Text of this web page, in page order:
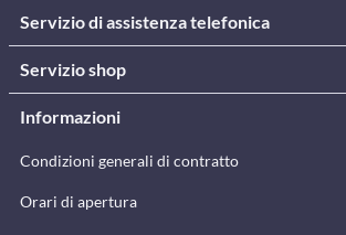
Servizio di assistenza telefonica
Servizio shop
Informazioni
Condizioni generali di contratto
Orari di apertura